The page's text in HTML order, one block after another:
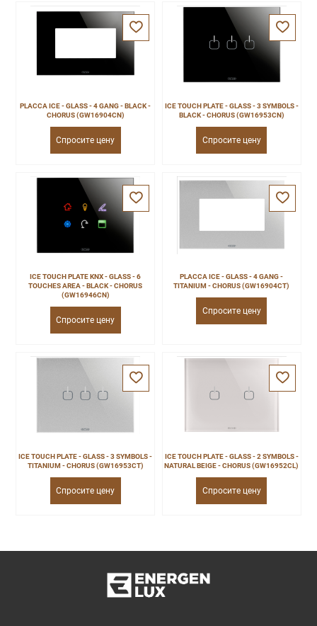
PLACCA ICE - GLASS - 4 GANG - BLACK -
CHORUS (GW16904CN)
Спросите цену
ICE TOUCH PLATE - GLASS - 3 SYMBOLS -
BLACK - CHORUS (GW16953CN)
Спросите цену
ICE TOUCH PLATE KNX - GLASS - 6
TOUCHES AREA - BLACK - CHORUS
(GW16946CN)
Спросите цену
PLACCA ICE - GLASS - 4 GANG -
TITANIUM - CHORUS (GW16904CT)
Спросите цену
ICE TOUCH PLATE - GLASS - 3 SYMBOLS -
TITANIUM - CHORUS (GW16953CT)
Спросите цену
ICE TOUCH PLATE - GLASS - 2 SYMBOLS -
NATURAL BEIGE - CHORUS (GW16952CL)
Спросите цену